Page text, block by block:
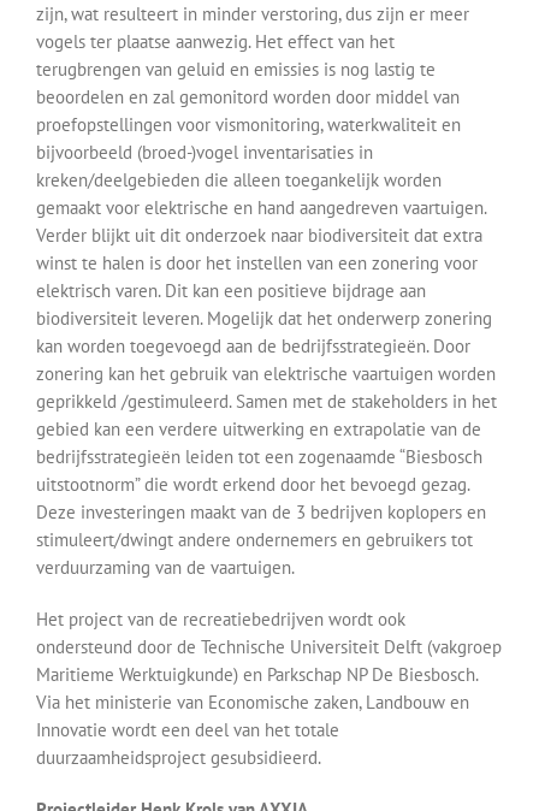
zijn, wat resulteert in minder verstoring, dus zijn er meer
vogels ter plaatse aanwezig. Het effect van het
terugbrengen van geluid en emissies is nog lastig te
beoordelen en zal gemonitord worden door middel van
proefopstellingen voor vismonitoring, waterkwaliteit en
bijvoorbeeld (broed-)vogel inventarisaties in
kreken/deelgebieden die alleen toegankelijk worden
gemaakt voor elektrische en hand aangedreven vaartuigen.
Verder blijkt uit dit onderzoek naar biodiversiteit dat extra
winst te halen is door het instellen van een zonering voor
elektrisch varen. Dit kan een positieve bijdrage aan
biodiversiteit leveren. Mogelijk dat het onderwerp zonering
kan worden toegevoegd aan de bedrijfsstrategieën. Door
zonering kan het gebruik van elektrische vaartuigen worden
geprikkeld /gestimuleerd. Samen met de stakeholders in het
gebied kan een verdere uitwerking en extrapolatie van de
bedrijfsstrategieën leiden tot een zogenaamde “Biesbosch
uitstootnorm” die wordt erkend door het bevoegd gezag.
Deze investeringen maakt van de 3 bedrijven koplopers en
stimuleert/dwingt andere ondernemers en gebruikers tot
verduurzaming van de vaartuigen.
Het project van de recreatiebedrijven wordt ook
ondersteund door de Technische Universiteit Delft (vakgroep
Maritieme Werktuigkunde) en Parkschap NP De Biesbosch.
Via het ministerie van Economische zaken, Landbouw en
Innovatie wordt een deel van het totale
duurzaamheidsproject gesubsidieerd.